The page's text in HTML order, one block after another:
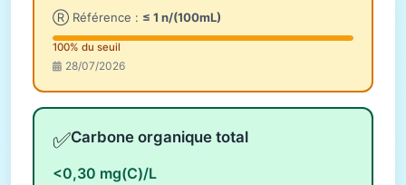
Ⓡ Référence : ≤ 1 n/(100mL)
100% du seuil
28/07/2026
✅Carbone organique total
<0,30 mg(C)/L